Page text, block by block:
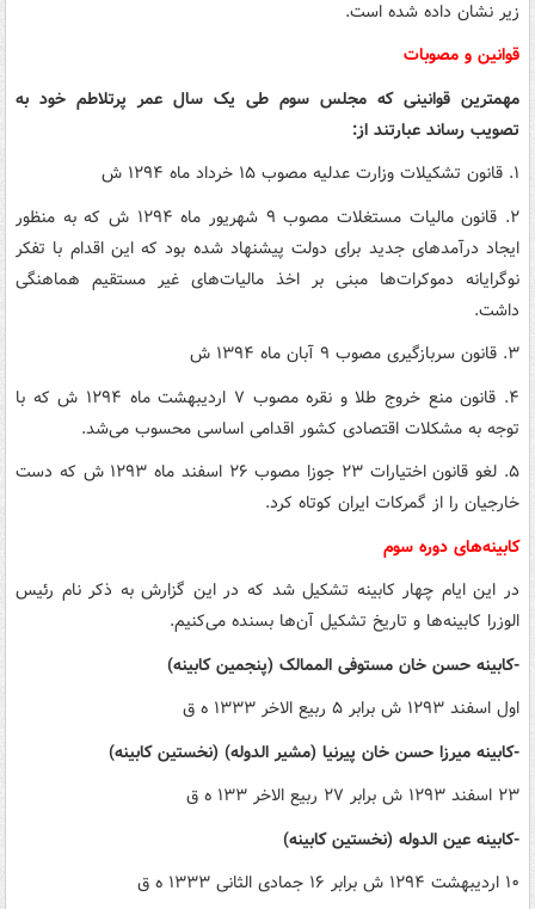
زیر نشان داده شده است.
قوانین و مصوبات
مهمترین قوانینی که مجلس سوم طی یک سال عمر پرتلاطم خود به
تصویب رساند عبارتند از:
۱. قانون تشکیلات وزارت عدلیه مصوب ۱۵ خرداد ماه ۱۲۹۴ ش
۲. قانون مالیات مستغلات مصوب ۹ شهریور ماه ۱۲۹۴ ش که به منظور
ایجاد درآمدهای جدید برای دولت پیشنهاد شده بود که این اقدام با تفکر
نوگرایانه دموکرات‌ها مبنی بر اخذ مالیات‌های غیر مستقیم هماهنگی
داشت.
۳. قانون سربازگیری مصوب ۹ آبان ماه ۱۳۹۴ ش
۴. قانون منع خروج طلا و نقره مصوب ۷ اردیبهشت ماه ۱۲۹۴ ش که با
توجه به مشکلات اقتصادی کشور اقدامی اساسی محسوب می‌شد.
۵. لغو قانون اختیارات ۲۳ جوزا مصوب ۲۶ اسفند ماه ۱۲۹۳ ش که دست
خارجیان را از گمرکات ایران کوتاه کرد.
کابینه‌های دوره سوم
در این ایام چهار کابینه تشکیل شد که در این گزارش به ذکر نام رئیس
الوزرا کابینه‌ها و تاریخ تشکیل آن‌ها بسنده می‌کنیم.
-کابینه حسن خان مستوفی الممالک (پنجمین کابینه)
اول اسفند ۱۲۹۳ ش برابر ۵ ربیع الاخر ۱۳۳۳ ه ق
-کابینه میرزا حسن خان پیرنیا (مشیر الدوله) (نخستین کابینه)
۲۳ اسفند ۱۲۹۳ ش برابر ۲۷ ربیع الاخر ۱۳۳ ه ق
-کابینه عین الدوله (نخستین کابینه)
۱۰ اردیبهشت ۱۲۹۴ ش برابر ۱۶ جمادی الثانی ۱۳۳۳ ه ق